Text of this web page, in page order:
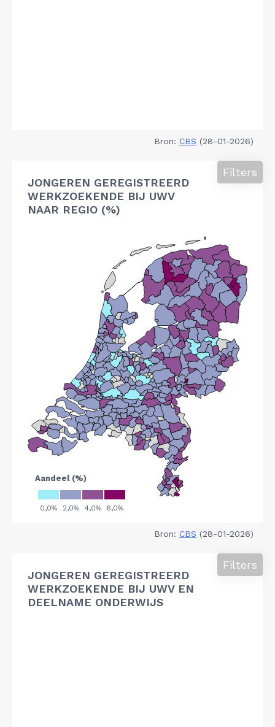
Bron: CBS (28-01-2026)
JONGEREN GEREGISTREERD
WERKZOEKENDE BIJ UWV
NAAR REGIO (%)
Filters
Bron: CBS (28-01-2026)
JONGEREN GEREGISTREERD
WERKZOEKENDE BIJ UWV EN
DEELNAME ONDERWIJS
Filters